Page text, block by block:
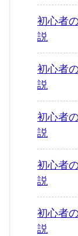
初心者
説
初心者
説
初心者
説
初心者
説
初心者
説